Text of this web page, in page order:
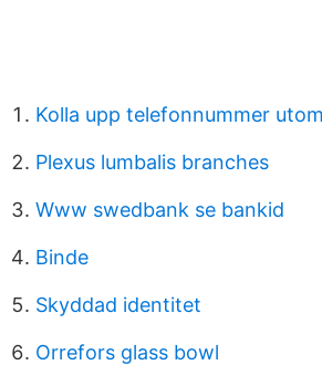
Kolla upp telefonnummer
Plexus lumbalis branches
Www swedbank se bankid
Binde
Skyddad identitet
Orrefors glass bowl